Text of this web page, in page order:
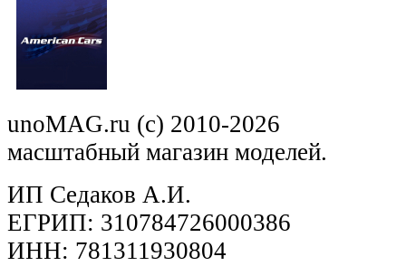
unoMAG.ru (c) 2010-2026
масштабный магазин моделей.
ИП Седаков А.И.
ЕГРИП: 310784726000386
ИНН: 781311930804